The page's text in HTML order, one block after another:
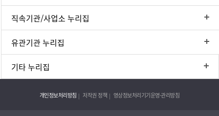
직속기관/사업소 누리집
유관기관 누리집
기타 누리집
개인정보처리방침 저작권 정책 영상정보처리기기운영·관리방침